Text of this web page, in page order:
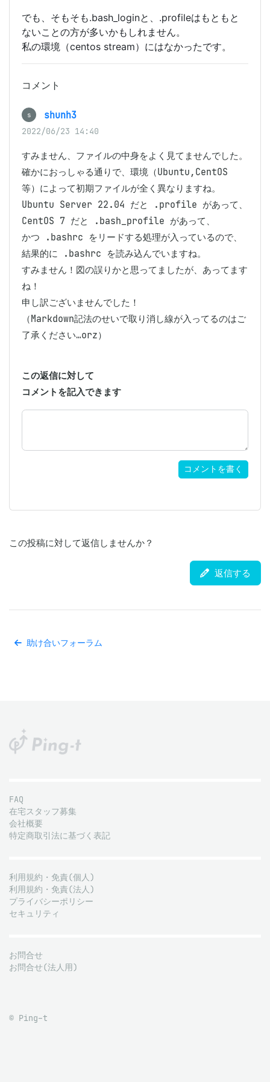
でも、そもそも.bash_loginと、.profileはもともと
ないことの方が多いかもしれません。
私の環境（centos stream）にはなかったです。
コメント
s shunh3
2022/06/23 14:40
すみません、ファイルの中身をよく見てませんでした。
確かにおっしゃる通りで、環境（Ubuntu,CentOS
等）によって初期ファイルが全く異なりますね。
Ubuntu Server 22.04 だと .profile があって、
CentOS 7 だと .bash_profile があって、
かつ .bashrc をリードする処理が入っているので、
結果的に .bashrc を読み込んでいますね。
すみません！図の誤りかと思ってましたが、あってます
ね！
申し訳ございませんでした！
（Markdown記法のせいで取り消し線が入ってるのはご
了承ください…orz）
この返信に対して
コメントを記入できます
コメントを書く
この投稿に対して返信しませんか？
返信する
助け合いフォーラム
FAQ
在宅スタッフ募集
会社概要
特定商取引法に基づく表記
利用規約・免責(個人)
利用規約・免責(法人)
プライバシーポリシー
セキュリティ
お問合せ
お問合せ(法人用)
© Ping-t